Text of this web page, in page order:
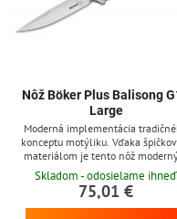
Nôž Böker Plus Balisong
Large
Moderná implementácia
konceptu motýliku. Vďaka
materiálom je tento nôž
nástrojom pre všetky situácie v
Titánová rukoväť s črienkami z
znižuje hmotnosť a tak uľahčuje
manipuláciu s nožom. Čepeľ
Skladom - odosielame ihneď
75,01 €